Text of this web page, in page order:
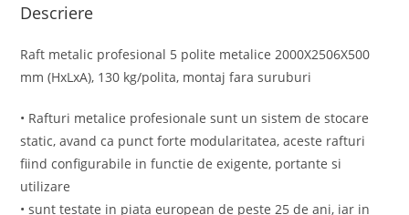
Descriere
Raft metalic profesional 5 polite metalice 2000X2506X500
mm (HxLxA), 130 kg/polita, montaj fara suruburi
• Rafturi metalice profesionale sunt un sistem de stocare
static, avand ca punct forte modularitatea, aceste rafturi
fiind configurabile in functie de exigente, portante si
utilizare
• sunt testate in piata european de peste 25 de ani, iar in